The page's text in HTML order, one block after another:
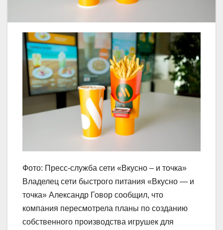
Фото: Пресс-служба сети «Вкусно – и точка»
Владелец сети быстрого питания «Вкусно — и
точка» Александр Говор сообщил, что
компания пересмотрела планы по созданию
собственного производства игрушек для